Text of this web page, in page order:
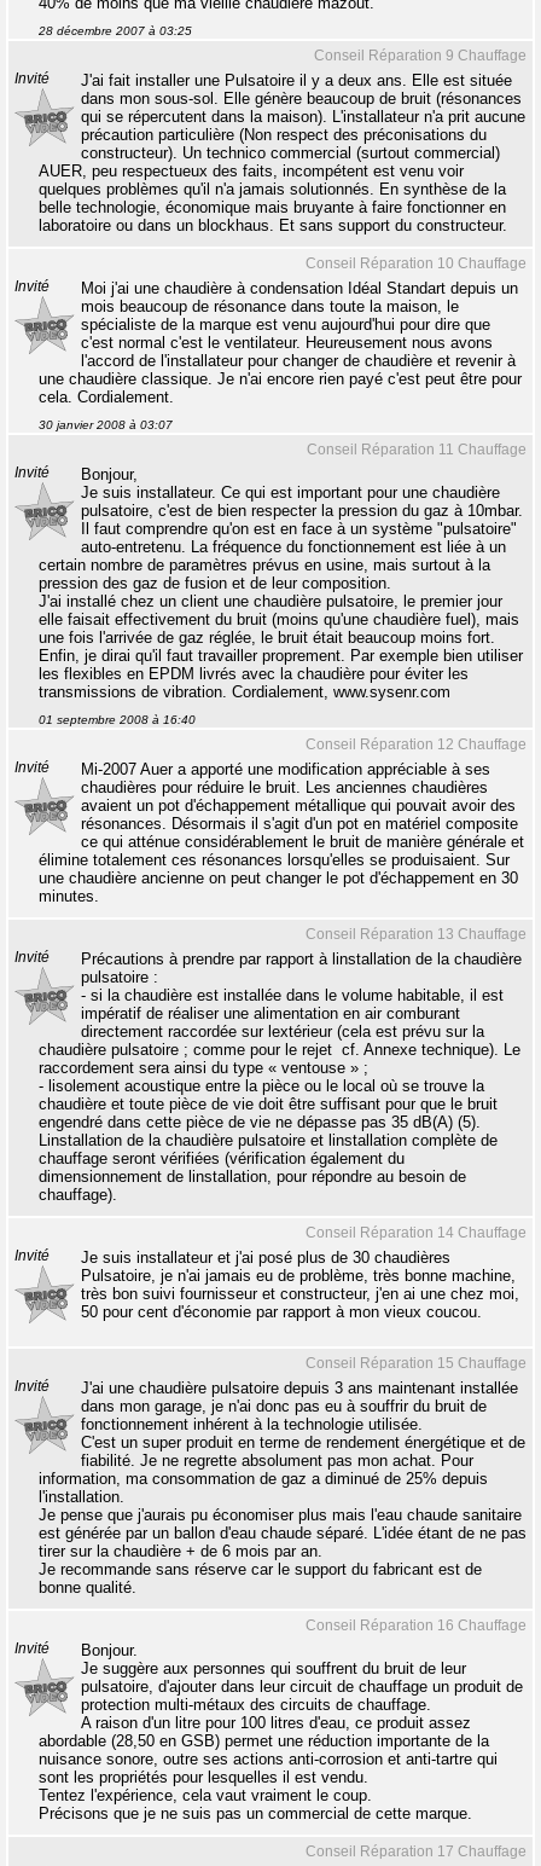
28 décembre 2007 à 03:25
Conseil Réparation 9 Chauffage
Invité
J'ai fait installer une Pulsatoire il y a deux ans. Elle est située
dans mon sous-sol. Elle génère beaucoup de bruit (résonances
qui se répercutent dans la maison). L'installateur n'a prit aucune
précaution particulière (Non respect des préconisations du
constructeur). Un technico commercial (surtout commercial)
AUER, peu respectueux des faits, incompétent est venu voir
quelques problèmes qu'il n'a jamais solutionnés. En synthèse de la
belle technologie, économique mais bruyante à faire fonctionner en
laboratoire ou dans un blockhaus. Et sans support du constructeur.
Conseil Réparation 10 Chauffage
Invité
Moi j'ai une chaudière à condensation Idéal Standart depuis un
mois beaucoup de résonance dans toute la maison, le
spécialiste de la marque est venu aujourd'hui pour dire que
c'est normal c'est le ventilateur. Heureusement nous avons
l'accord de l'installateur pour changer de chaudière et revenir à
une chaudière classique. Je n'ai encore rien payé c'est peut être pour
cela. Cordialement.
30 janvier 2008 à 03:07
Conseil Réparation 11 Chauffage
Invité
Bonjour,
Je suis installateur. Ce qui est important pour une chaudière
pulsatoire, c'est de bien respecter la pression du gaz à 10mbar.
Il faut comprendre qu'on est en face à un système "pulsatoire"
auto-entretenu. La fréquence du fonctionnement est liée à un
certain nombre de paramètres prévus en usine, mais surtout à la
pression des gaz de fusion et de leur composition.
J'ai installé chez un client une chaudière pulsatoire, le premier jour
elle faisait effectivement du bruit (moins qu'une chaudière fuel), mais
une fois l'arrivée de gaz réglée, le bruit était beaucoup moins fort.
Enfin, je dirai qu'il faut travailler proprement. Par exemple bien utiliser
les flexibles en EPDM livrés avec la chaudière pour éviter les
transmissions de vibration. Cordialement, www.sysenr.com
01 septembre 2008 à 16:40
Conseil Réparation 12 Chauffage
Invité
Mi-2007 Auer a apporté une modification appréciable à ses
chaudières pour réduire le bruit. Les anciennes chaudières
avaient un pot d'échappement métallique qui pouvait avoir des
résonances. Désormais il s'agit d'un pot en matériel composite
ce qui atténue considérablement le bruit de manière générale et
élimine totalement ces résonances lorsqu'elles se produisaient. Sur
une chaudière ancienne on peut changer le pot d'échappement en 30
minutes.
Conseil Réparation 13 Chauffage
Invité
Précautions à prendre par rapport à linstallation de la chaudière
pulsatoire :
- si la chaudière est installée dans le volume habitable, il est
impératif de réaliser une alimentation en air comburant
directement raccordée sur lextérieur (cela est prévu sur la
chaudière pulsatoire ; comme pour le rejet  cf. Annexe technique). Le
raccordement sera ainsi du type « ventouse » ;
- lisolement acoustique entre la pièce ou le local où se trouve la
chaudière et toute pièce de vie doit être suffisant pour que le bruit
engendré dans cette pièce de vie ne dépasse pas 35 dB(A) (5).
Linstallation de la chaudière pulsatoire et linstallation complète de
chauffage seront vérifiées (vérification également du
dimensionnement de linstallation, pour répondre au besoin de
chauffage).
Conseil Réparation 14 Chauffage
Invité
Je suis installateur et j'ai posé plus de 30 chaudières
Pulsatoire, je n'ai jamais eu de problème, très bonne machine,
très bon suivi fournisseur et constructeur, j'en ai une chez moi,
50 pour cent d'économie par rapport à mon vieux coucou.
Conseil Réparation 15 Chauffage
Invité
J'ai une chaudière pulsatoire depuis 3 ans maintenant installée
dans mon garage, je n'ai donc pas eu à souffrir du bruit de
fonctionnement inhérent à la technologie utilisée.
C'est un super produit en terme de rendement énergétique et de
fiabilité. Je ne regrette absolument pas mon achat. Pour
information, ma consommation de gaz a diminué de 25% depuis
l'installation.
Je pense que j'aurais pu économiser plus mais l'eau chaude sanitaire
est générée par un ballon d'eau chaude séparé. L'idée étant de ne pas
tirer sur la chaudière + de 6 mois par an.
Je recommande sans réserve car le support du fabricant est de
bonne qualité.
Conseil Réparation 16 Chauffage
Invité
Bonjour.
Je suggère aux personnes qui souffrent du bruit de leur
pulsatoire, d'ajouter dans leur circuit de chauffage un produit de
protection multi-métaux des circuits de chauffage.
A raison d'un litre pour 100 litres d'eau, ce produit assez
abordable (28,50 en GSB) permet une réduction importante de la
nuisance sonore, outre ses actions anti-corrosion et anti-tartre qui
sont les propriétés pour lesquelles il est vendu.
Tentez l'expérience, cela vaut vraiment le coup.
Précisons que je ne suis pas un commercial de cette marque.
Conseil Réparation 17 Chauffage